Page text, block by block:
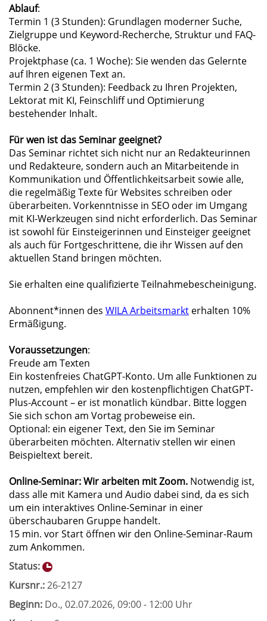
Ablauf:
Termin 1 (3 Stunden): Grundlagen moderner Suche,
Zielgruppe und Keyword-Recherche, Struktur und FAQ-
Blöcke.
Projektphase (ca. 1 Woche): Sie wenden das Gelernte
auf Ihren eigenen Text an.
Termin 2 (3 Stunden): Feedback zu Ihren Projekten,
Lektorat mit KI, Feinschliff und Optimierung
bestehender Inhalt.
Für wen ist das Seminar geeignet?
Das Seminar richtet sich nicht nur an Redakteurinnen
und Redakteure, sondern auch an Mitarbeitende in
Kommunikation und Öffentlichkeitsarbeit sowie alle,
die regelmäßig Texte für Websites schreiben oder
überarbeiten. Vorkenntnisse in SEO oder im Umgang
mit KI-Werkzeugen sind nicht erforderlich. Das Seminar
ist sowohl für Einsteigerinnen und Einsteiger geeignet
als auch für Fortgeschrittene, die ihr Wissen auf den
aktuellen Stand bringen möchten.
Sie erhalten eine qualifizierte Teilnahmebescheinigung.
Abonnent*innen des WILA Arbeitsmarkt erhalten 10%
Ermäßigung.
Voraussetzungen:
Freude am Texten
Ein kostenfreies ChatGPT-Konto. Um alle Funktionen zu
nutzen, empfehlen wir den kostenpflichtigen ChatGPT-
Plus-Account – er ist monatlich kündbar. Bitte loggen
Sie sich schon am Vortag probeweise ein.
Optional: ein eigener Text, den Sie im Seminar
überarbeiten möchten. Alternativ stellen wir einen
Beispieltext bereit.
Online-Seminar: Wir arbeiten mit Zoom. Notwendig ist,
dass alle mit Kamera und Audio dabei sind, da es sich
um ein interaktives Online-Seminar in einer
überschaubaren Gruppe handelt.
15 min. vor Start öffnen wir den Online-Seminar-Raum
zum Ankommen.
Status:
Kursnr.:26-2127
Beginn: Do., 02.07.2026, 09:00 - 12:00 Uhr